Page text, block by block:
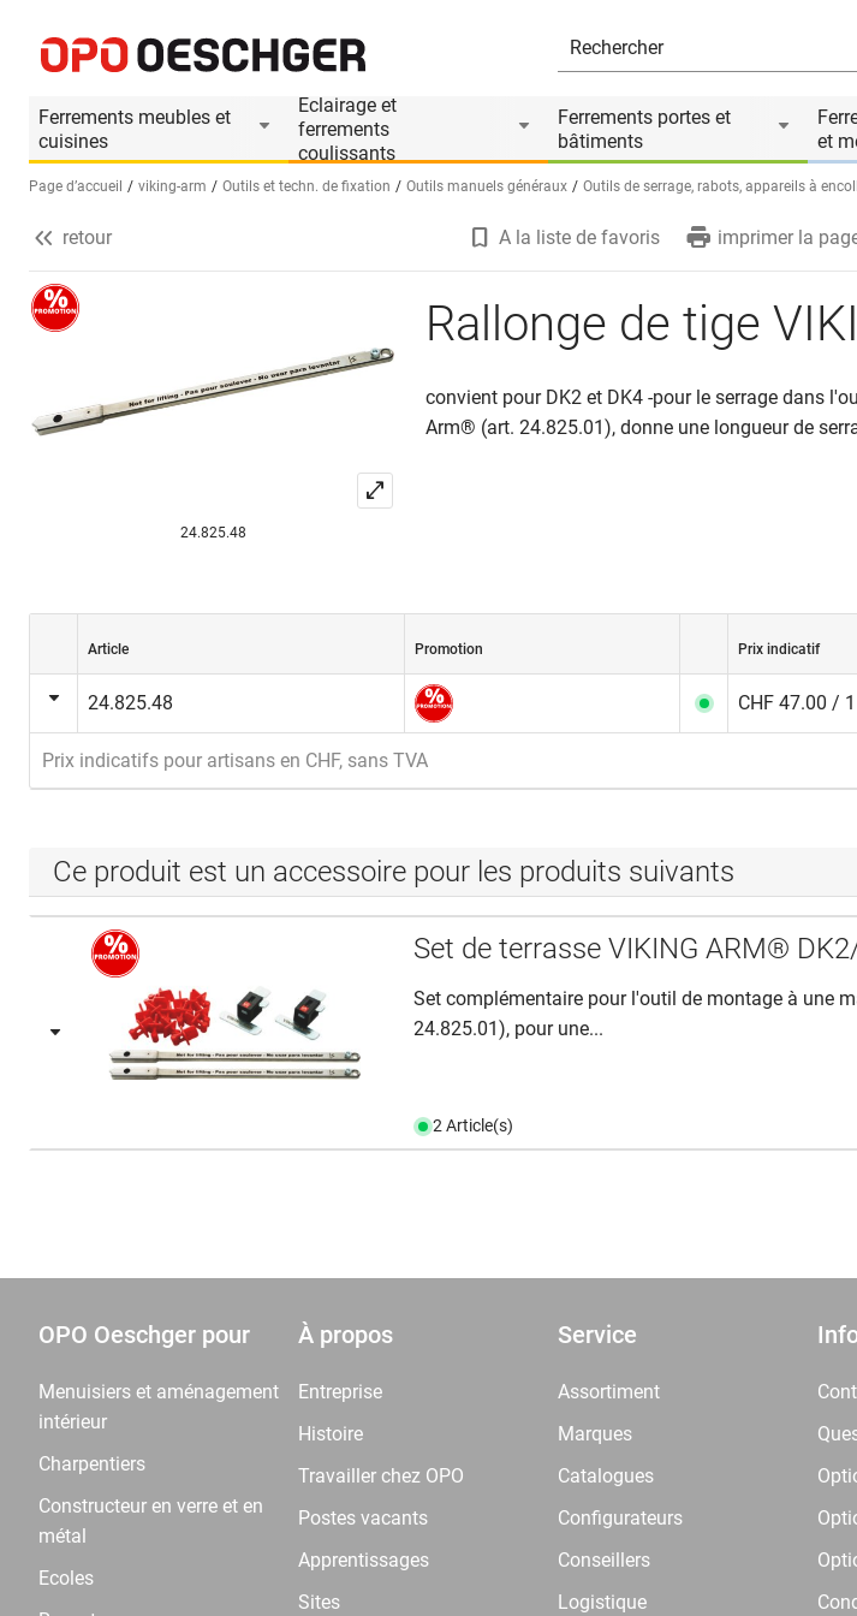
Ferrements meubles et
cuisines
Eclairage et
ferrements
coulissants
Ferrements portes et
bâtiments
et
Sélectionnez une langue (FR)
Page d’accueil viking-arm Outils et techn. de fixation Outils manuels généraux Outils de serrage, rabots, appareils à
Informations produit
Le produit est accessoire de
retour A la liste de favoris imprimer la
24.825.48
Rallonge de tige
convient pour DK2 et DK4 -pour le serrage dans
Arm® (art. 24.825.01), donne une longueur de
Article Promotion Prix indicatif
24.825.48 CHF 47.00 /
Prix indicatifs pour artisans en CHF, sans TVA
Ce produit est un accessoire pour les produits suivants
Set de terrasse VIKING ARM®
Set complémentaire pour l'outil de montage à une
24.825.01), pour une...
2 Article(s)
OPO Oeschger pour
Menuisiers et aménagement
intérieur
Charpentiers
Constructeur en verre et en
métal
Ecoles
À propos
Entreprise
Histoire
Travailler chez OPO
Postes vacants
Apprentissages
Sites
Service
Assortiment
Marques
Catalogues
Configurateurs
Conseillers
Logistique